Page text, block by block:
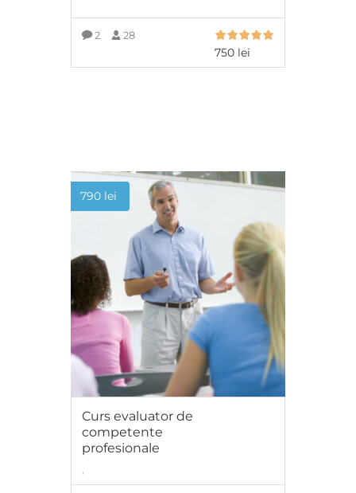
2 28
750 lei
790 lei
Curs evaluator de
competente
profesionale